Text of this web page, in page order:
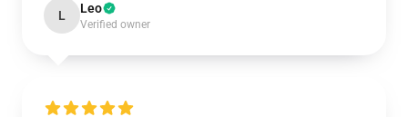
L Leo
Verified owner